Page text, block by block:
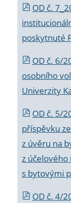
OD č.
poskytnuté
OD č. 6/
osobního
Univerzity
OD č. 5/
příspěvku
z úvěru na
z
s bytovými
OD č. 4/